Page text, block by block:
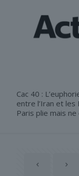
Cac 40 :
entre l’Iran et
Paris plie mais